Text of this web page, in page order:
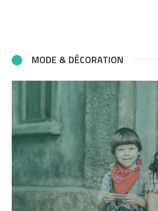
MODE & DÉCORATION